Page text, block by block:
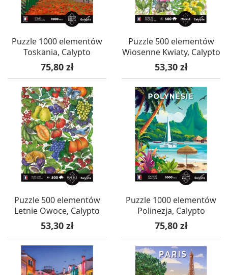
Puzzle 1000 elementów
Toskania, Calypto
Cena
75,80 zł
Puzzle 500 elementów
Wiosenne Kwiaty, Calypto
Cena
53,30 zł
Puzzle 500 elementów
Letnie Owoce, Calypto
Cena
53,30 zł
Puzzle 1000 elementów
Polinezja, Calypto
Cena
75,80 zł